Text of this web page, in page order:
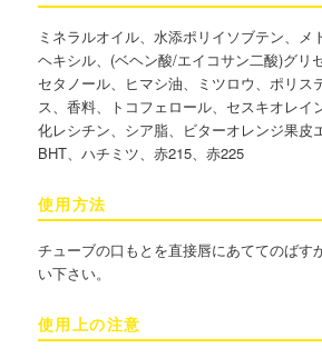
ミネラルオイル、水添ポリイソブテン、メ
ヘキシル、(ベヘン酸/エイコサン二酸)グリ
セタノール、ヒマシ油、ミツロウ、ポリス
ス、香料、トコフェロール、セスキオレイ
化レシチン、シア脂、ビターオレンジ果皮
BHT、ハチミツ、赤215、赤225
使用方法
チューブの口もとを直接唇にあててのばす
い下さい。
使用上の注意